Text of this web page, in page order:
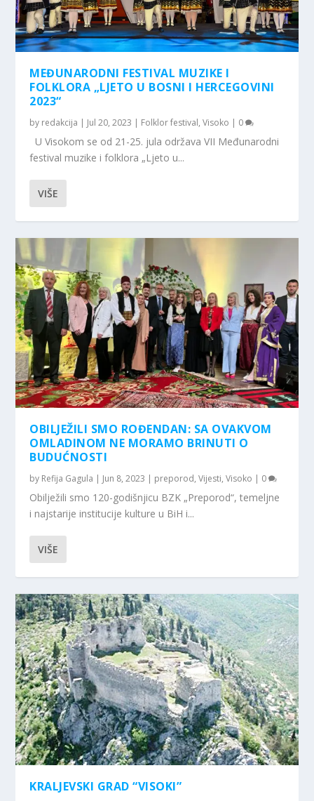
MEĐUNARODNI FESTIVAL MUZIKE I
FOLKLORA „LJETO U BOSNI I HERCEGOVINI
2023“
by redakcija | Jul 20, 2023 | Folklor festival,Visoko | 0
U Visokom se od 21-25. jula održava VII Međunarodni
festival muzike i folklora „Ljeto u...
VIŠE
OBILJEŽILI SMO ROĐENDAN: SA OVAKVOM
OMLADINOM NE MORAMO BRINUTI O
BUDUĆNOSTI
by Refija Gagula | Jun 8, 2023 | preporod,Vijesti,Visoko | 0
Obilježili smo 120-godišnjicu BZK „Preporod“, temeljne
i najstarije institucije kulture u BiH i...
VIŠE
KRALJEVSKI GRAD “VISOKI”